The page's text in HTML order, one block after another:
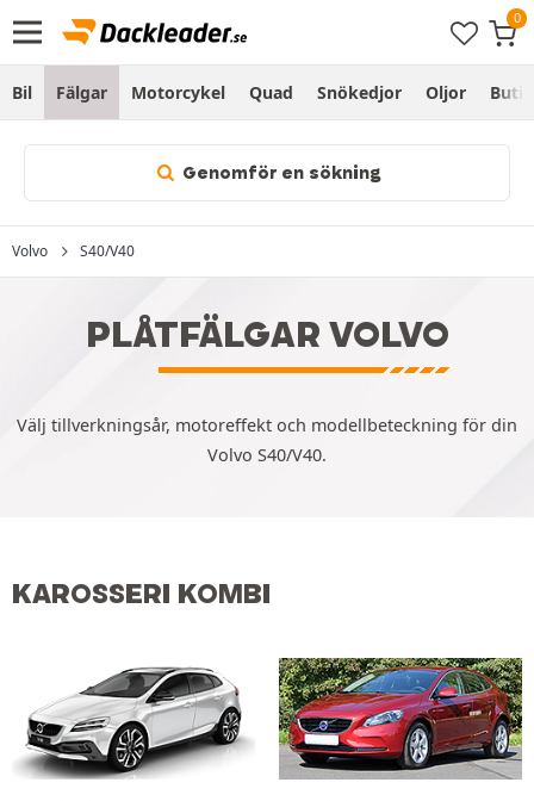
Bil Fälgar Motorcykel Quad Snökedjor Oljor Butik
Genomför en sökning
Volvo S40/V40
PLÅTFÄLGAR VOLVO
Välj tillverkningsår, motoreffekt och modellbeteckning för din
Volvo S40/V40.
KAROSSERI KOMBI